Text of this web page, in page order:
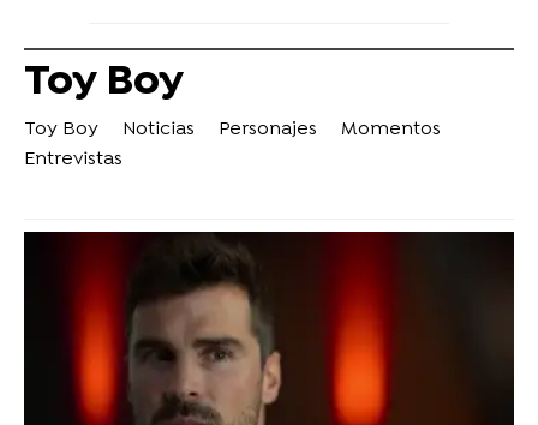
Toy Boy
Toy Boy Noticias Personajes
Momentos
Entrevistas